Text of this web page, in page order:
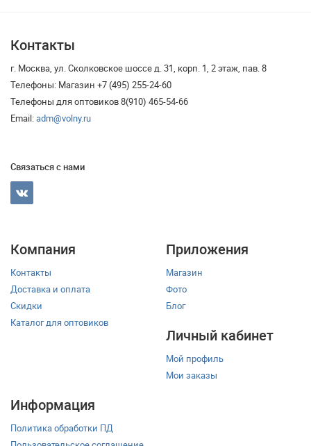
Контакты
г. Москва, ул. Сколковское шоссе д. 31, корп. 1, 2 этаж, пав. 8
Телефоны: Магазин +7 (495) 255-24-60
Телефоны для оптовиков 8(910) 465-54-66
Email:adm@volny.ru
Связаться с нами
Компания
Контакты
Доставка и оплата
Скидки
Каталог для оптовиков
Приложения
Магазин
Фото
Блог
Личный кабинет
Мой профиль
Мои заказы
Информация
Политика обработки ПД